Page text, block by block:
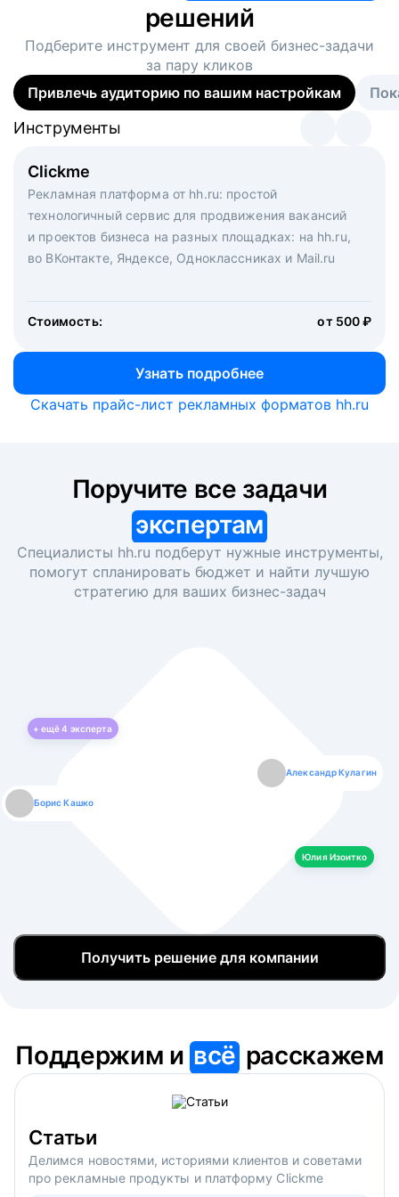
решений
Подберите инструмент для своей бизнес-задачи
за пару кликов
Привлечь аудиторию по вашим настройкам
Clickme
Рекламная платформа от hh.ru: простой
технологичный сервис для продвижения вакансий
и проектов бизнеса на разных площадках: на hh.ru,
во ВКонтакте, Яндексе, Одноклассниках и Mail.ru
Стоимость: от 500 ₽
Узнать подробнее
Инструменты
Вакансия дня
Рекламный формат для вакансий на главной странице
hh.ru. Увеличивает количество откликов
Инструменты
Массовый подбор под ключ. Решите, сколько
кандидатов и когда вам нужно, и за дело возьмутся
маркетологи, рекрутеры и проектные менеджеры
hh.ru с целым набором digital-инструментов
Инструменты
Скачать прайс-лист рекламных форматов hh.ru
экспертам
Специалисты hh.ru подберут нужные инструменты,
помогут спланировать бюджет и найти лучшую
стратегию для ваших бизнес-задач
+ ещё4 эксперта
Борис Кашко
Александр Кулагин
Юлия Изоитко
Юлия Изоитко
Даниил Макаров
Александр Кулагин
Екатерина Лазаренко
Даниил Макаров
Борис Кашко
Екатерина Лазаренко
Юлия Изоитко
Получить решение для компании
Поддержим ивсё расскажем
Статьи
Делимся новостями, историями клиентов и советами
про рекламные продукты и платформу Clickme